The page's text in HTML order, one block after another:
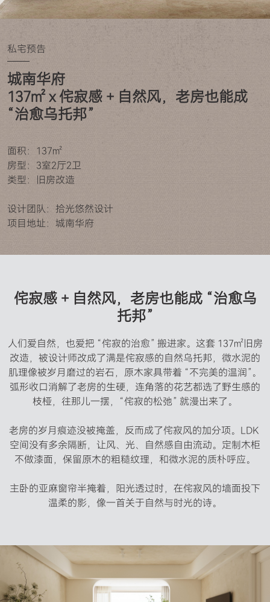
私宅预告
城南华府
137㎡ x 侘寂感 + 自然风，老房也能成
“治愈乌托邦”
面积：137㎡
房型：3室2厅2卫
类型：旧房改造
设计团队：拾光悠然设计
项目地址：城南华府
侘寂感 + 自然风，老房也能成 “治愈乌
托邦”
人们爱自然，也爱把 “侘寂的治愈” 搬进家。这套 137㎡旧房
改造，被设计师改成了满是侘寂感的自然乌托邦，微水泥的
肌理像被岁月磨过的岩石，原木家具带着 “不完美的温润”。
弧形收口消解了老房的生硬，连角落的花艺都选了野生感的
枝桠，往那儿一摆，“侘寂的松弛” 就漫出来了。
老房的岁月痕迹没被掩盖，反而成了侘寂风的加分项。LDK
空间没有多余隔断，让风、光、自然感自由流动。定制木柜
不做漆面，保留原木的粗糙纹理，和微水泥的质朴呼应。
主卧的亚麻窗帘半掩着，阳光透过时，在侘寂风的墙面投下
温柔的影，像一首关于自然与时光的诗。